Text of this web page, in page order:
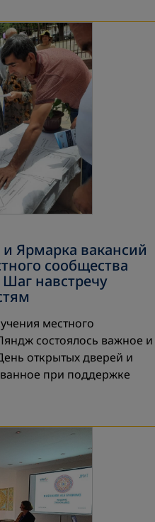
Ярмарка вакансий
сообщества
навстречу
местного
состоялось важное и
открытых дверей и
при поддержке